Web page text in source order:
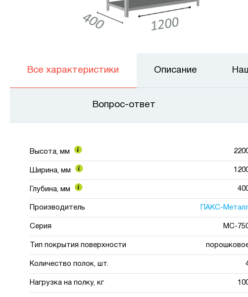
Все характеристики
Высота, мм
Ширина, мм
Глубина, мм
Производитель ПАКС-
Серия МС-
Тип покрытия поверхности
Количество полок, шт.
Нагрузка на полку, кг
Описание
Вопрос-ответ